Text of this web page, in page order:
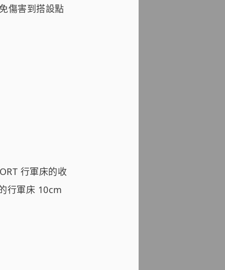
傷害到搭設點
行軍床的收
行軍床 10cm